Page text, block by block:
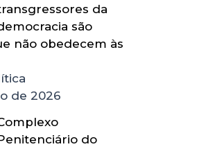
da
são
não obedecem às
de 2026
do